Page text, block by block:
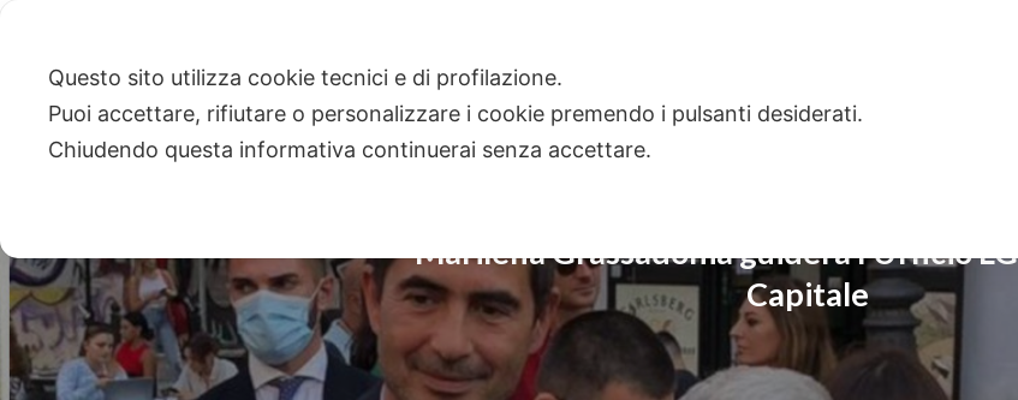
Marilena Grassadonia guiderà l’Ufficio
Capitale
Questo sito utilizza cookie tecnici e di profilazione.
Puoi accettare, rifiutare o personalizzare i cookie premendo i pulsanti desiderati.
Chiudendo questa informativa continuerai senza accettare.